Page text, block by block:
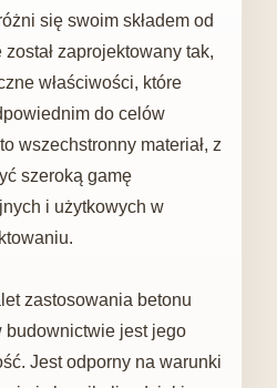
się swoim składem od
zaprojektowany tak,
właściwości, które
do celów
wszechstronny materiał, z
szeroką gamę
i użytkowych w
zastosowania betonu
budownictwie jest jego
Jest odporny na warunki